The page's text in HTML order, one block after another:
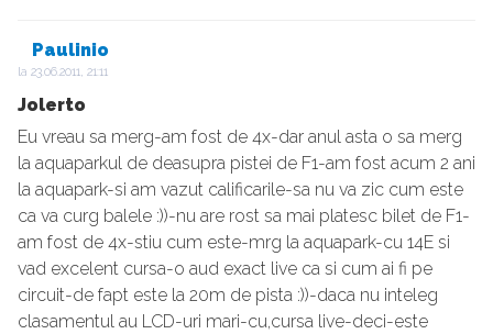
Paulinio
la 23.06.2011, 21:11
Jolerto
Eu vreau sa merg-am fost de 4x-dar anul asta o sa merg
la aquaparkul de deasupra pistei de F1-am fost acum 2 ani
la aquapark-si am vazut calificarile-sa nu va zic cum este
ca va curg balele :))-nu are rost sa mai platesc bilet de F1-
am fost de 4x-stiu cum este-mrg la aquapark-cu 14E si
vad excelent cursa-o aud exact live ca si cum ai fi pe
circuit-de fapt este la 20m de pista :))-daca nu inteleg
clasamentul au LCD-uri mari-cu,cursa live-deci-este